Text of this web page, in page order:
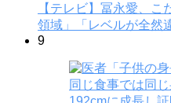
【テレビ】冨永愛、
領域」「レベルが全然
9